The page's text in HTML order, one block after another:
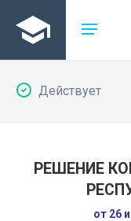
Действует
РЕШЕНИЕ
от 26